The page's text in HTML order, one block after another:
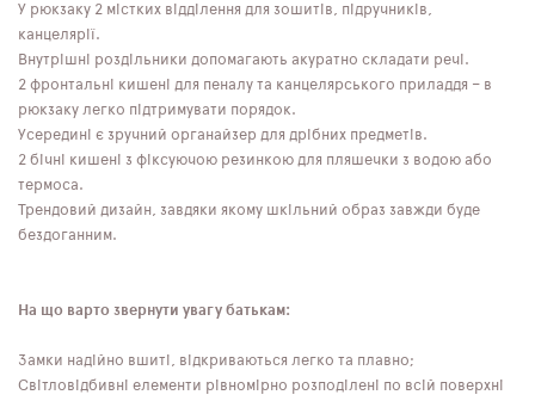
У рюкзаку 2 містких відділення для зошитів, підручників,
канцелярії.
Внутрішні роздільники допомагають акуратно складати речі.
2 фронтальні кишені для пеналу та канцелярського приладдя – в
рюкзаку легко підтримувати порядок.
Усередині є зручний органайзер для дрібних предметів.
2 бічні кишені з фіксуючою резинкою для пляшечки з водою або
термоса.
Трендовий дизайн, завдяки якому шкільний образ завжди буде
бездоганним.
На що варто звернути увагу батькам:
Замки надійно вшиті, відкриваються легко та плавно;
Світловідбивні елементи рівномірно розподілені по всій поверхні